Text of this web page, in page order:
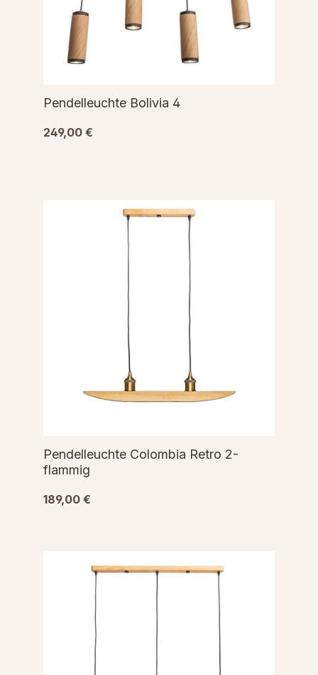
Pendelleuchte Bolivia 4
249,00 €
Pendelleuchte Colombia Retro 2-
flammig
189,00 €